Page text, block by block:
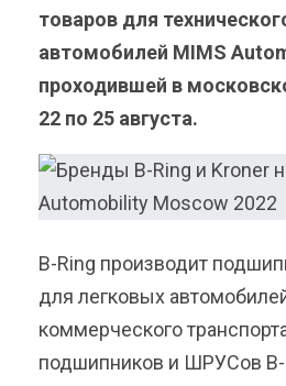
товаров для
автомобилей MIMS
проходившей в
22 по 25 августа.
B-Ring производит
для легковых
коммерческого
подшипников и ШРУСов B-